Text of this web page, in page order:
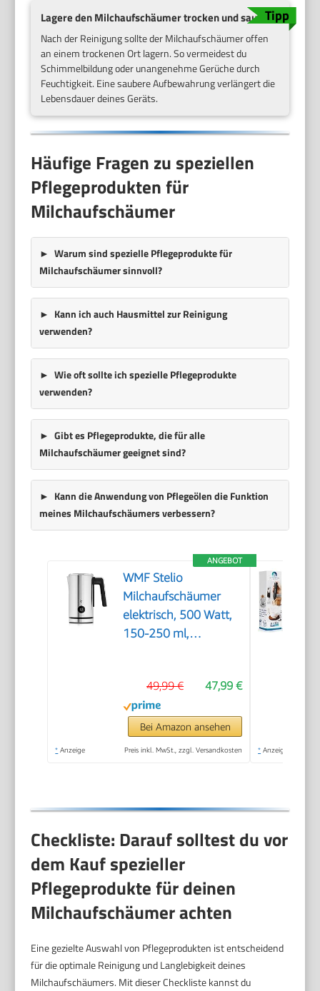
Lagere den Milchaufschäumer trocken und sauber
Nach der Reinigung sollte der Milchaufschäumer offen
an einem trockenen Ort lagern. So vermeidest du
Schimmelbildung oder unangenehme Gerüche durch
Feuchtigkeit. Eine saubere Aufbewahrung verlängert die
Lebensdauer deines Geräts.
Häufige Fragen zu speziellen
Pflegeprodukten für
Milchaufschäumer
Warum sind spezielle Pflegeprodukte für
Milchaufschäumer sinnvoll?
Kann ich auch Hausmittel zur Reinigung
verwenden?
Wie oft sollte ich spezielle Pflegeprodukte
verwenden?
Gibt es Pflegeprodukte, die für alle
Milchaufschäumer geeignet sind?
Kann die Anwendung von Pflegeölen die Funktion
meines Milchaufschäumers verbessern?
ANGEBOT
WMF Stelio
Milchaufschäumer
elektrisch, 500 Watt,
150-250 ml,
Milchschaum heiss
und kalt, heiße
Schokolade,
cromargan
47,99 €
49,99 €
Bei Amazon ansehen
* Anzeige Preis inkl. MwSt., zzgl. Versandkosten * Anzeige
Checkliste: Darauf solltest du vor
dem Kauf spezieller
Pflegeprodukte für deinen
Milchaufschäumer achten
Eine gezielte Auswahl von Pflegeprodukten ist entscheidend
für die optimale Reinigung und Langlebigkeit deines
Milchaufschäumers. Mit dieser Checkliste kannst du